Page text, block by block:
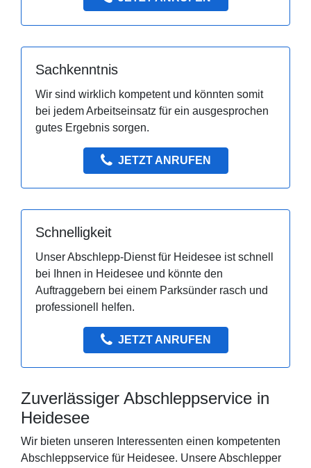
Sachkenntnis
Wir sind wirklich kompetent und könnten somit
bei jedem Arbeitseinsatz für ein ausgesprochen
gutes Ergebnis sorgen.
JETZT ANRUFEN
Schnelligkeit
Unser Abschlepp-Dienst für Heidesee ist schnell
bei Ihnen in Heidesee und könnte den
Auftraggebern bei einem Parksünder rasch und
professionell helfen.
JETZT ANRUFEN
Zuverlässiger Abschleppservice in
Heidesee
Wir bieten unseren Interessenten einen kompetenten
Abschleppservice für Heidesee. Unsere Abschlepper